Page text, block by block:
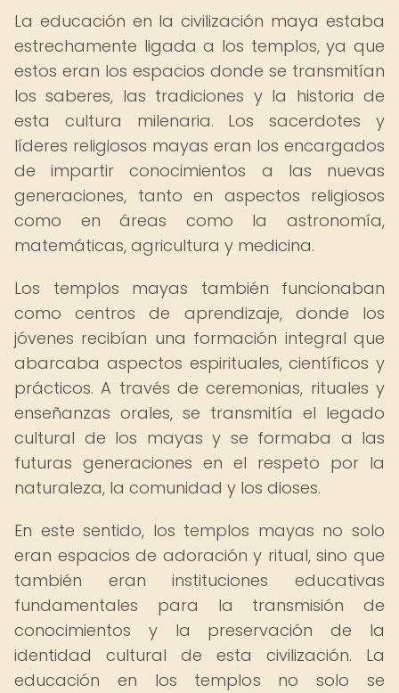
La educación en la civilización maya estaba
estrechamente ligada a los templos, ya que
estos eran los espacios donde se transmitían
los saberes, las tradiciones y la historia de
esta cultura milenaria. Los sacerdotes y
líderes religiosos mayas eran los encargados
de impartir conocimientos a las nuevas
generaciones, tanto en aspectos religiosos
como en áreas como la astronomía,
matemáticas, agricultura y medicina.
Los templos mayas también funcionaban
como centros de aprendizaje, donde los
jóvenes recibían una formación integral que
abarcaba aspectos espirituales, científicos y
prácticos. A través de ceremonias, rituales y
enseñanzas orales, se transmitía el legado
cultural de los mayas y se formaba a las
futuras generaciones en el respeto por la
naturaleza, la comunidad y los dioses.
En este sentido, los templos mayas no solo
eran espacios de adoración y ritual, sino que
también eran instituciones educativas
fundamentales para la transmisión de
conocimientos y la preservación de la
identidad cultural de esta civilización. La
educación en los templos no solo se